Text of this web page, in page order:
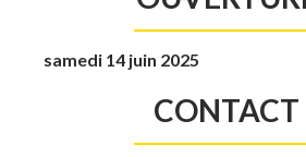
samedi 14 juin 2025
CONTACT